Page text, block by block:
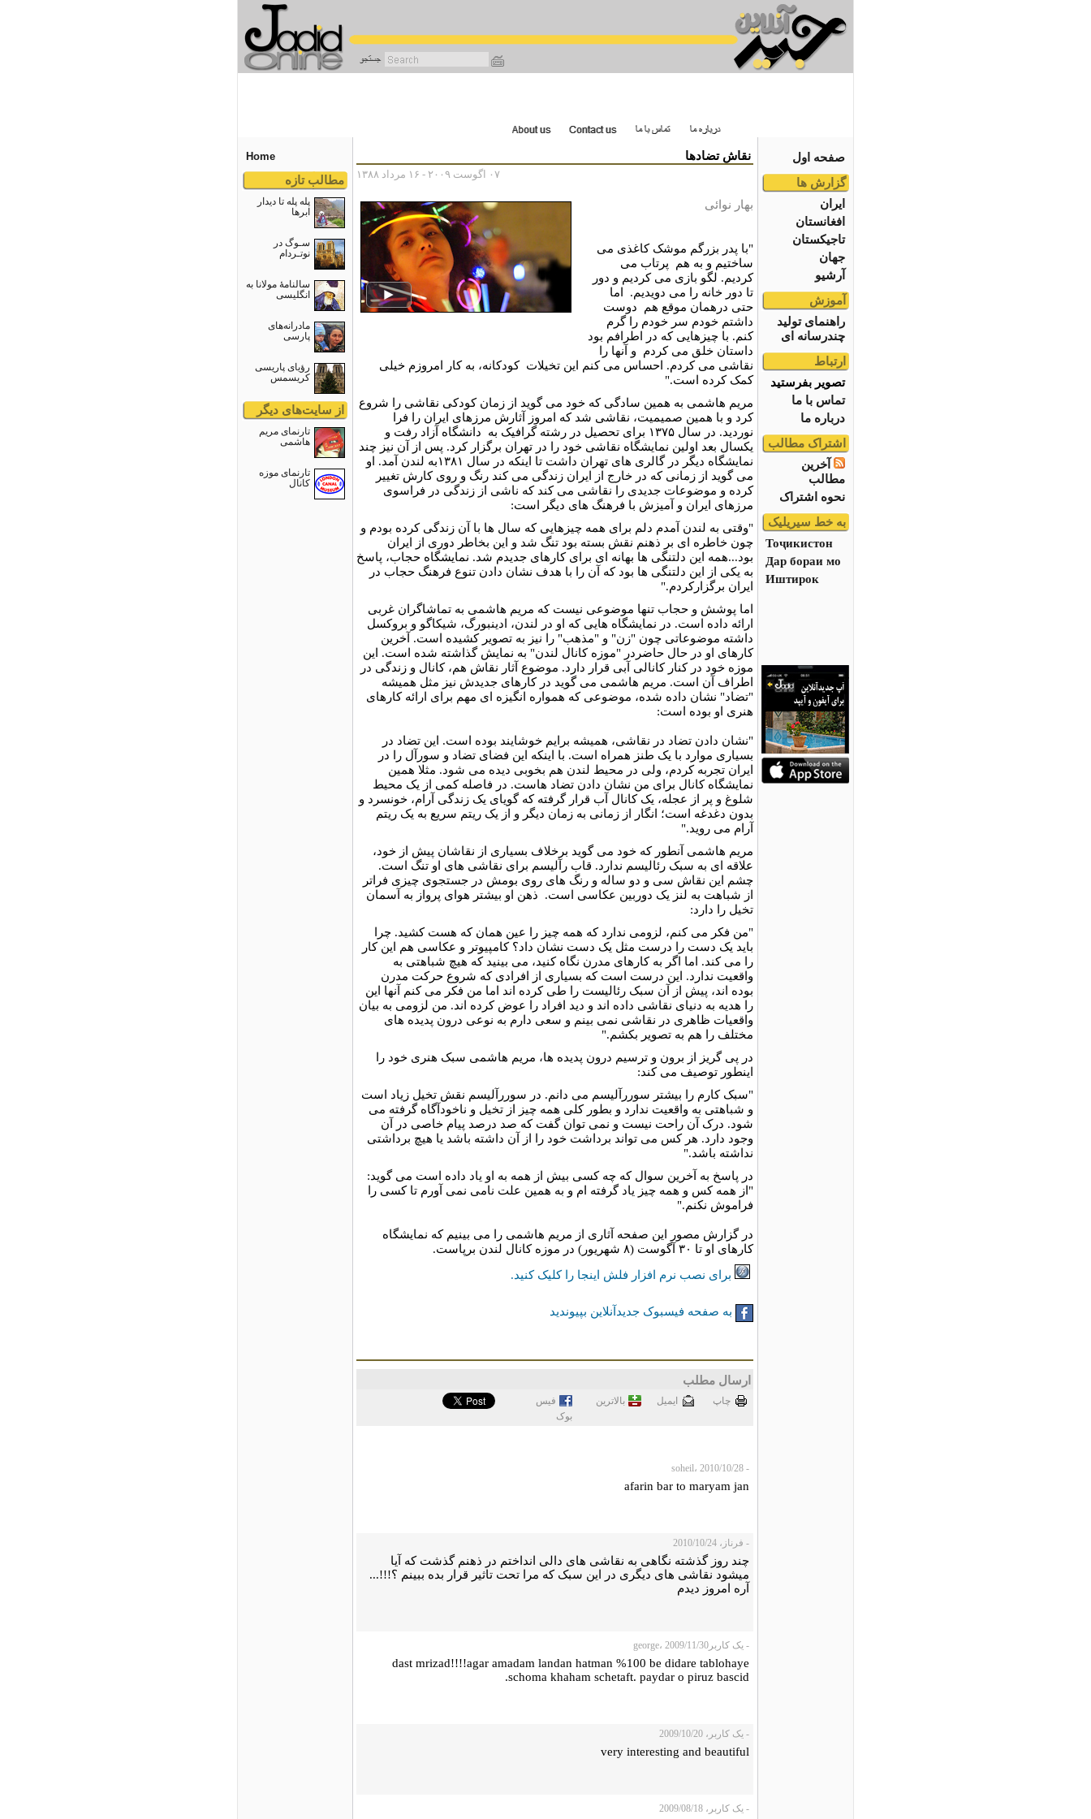
صفحه اول
گزارش ها
ایران
افغانستان
تاجیکستان
جهان
آرشیو
آموزش
راهنمای تولید
چندرسانه ای
ارتباط
تصویر بفرستید
تماس با ما
درباره ما
اشتراک مطالب
آخرین
مطالب
نحوه اشتراک
به خط سیریلیک
Тоҷикистон
Дар бораи мо
Иштирок
Home
مطالب تازه
پله پله تا دیدار
ابرها
سـوگ در
نوتـردام
سالنامۀ مولانا به
انگلیسی
مادرانه‌های
پارسی
رؤیای پاریسی
کریسمس
از سایت‌های دیگر
تارنمای مریم
هاشمی
تارنمای موزه
کانال
نقاش تضادها
۰۷ اگوست ۲۰۰۹ - ۱۶ مرداد ۱۳۸۸
بهار نوائی
"با پدر بزرگم موشک کاغذی می
ساختیم و به هم پرتاب می
کردیم. لگو بازی می کردیم و دور
تا دور خانه را می دویدیم. اما
حتی درهمان موقع هم دوست
داشتم خودم سر خودم را گرم
کنم. با چیزهایی که در اطرافم بود
داستان خلق می کردم و آنها را
نقاشی می کردم. احساس می کنم این تخیلات کودکانه، به کار امروزم خیلی
کمک کرده است."
مریم هاشمی به همین سادگی که خود می گوید از زمان کودکی نقاشی را شروع
کرد و با همین صمیمیت، نقاشی شد که امروز آثارش مرزهای ایران را فرا
نوردید. در سال ۱۳۷۵ برای تحصیل در رشته گرافیک به دانشگاه آزاد رفت و
یکسال بعد اولین نمایشگاه نقاشی خود را در تهران برگزار کرد. پس از آن نیز چند
نمایشگاه دیگر در گالری های تهران داشت تا اینکه در سال ۱۳۸۱به لندن آمد. او
می گوید از زمانی که در خارج از ایران زندگی می کند رنگ و روی کارش تغییر
کرده و موضوعات جدیدی را نقاشی می کند که ناشی از زندگی در فراسوی
مرزهای ایران و آمیزش با فرهنگ های دیگر است:
"وقتی به لندن آمدم دلم برای همه چیزهایی که سال ها با آن زندگی کرده بودم و
چون خاطره ای بر ذهنم نقش بسته بود تنگ شد و این بخاطر دوری از ایران
بود...همه این دلتنگی ها بهانه ای برای کارهای جدیدم شد. نمایشگاه حجاب، پاسخ
به یکی از این دلتنگی ها بود که آن را با هدف نشان دادن تنوع فرهنگ حجاب در
ایران برگزارکردم."
اما پوشش و حجاب تنها موضوعی نیست که مریم هاشمی به تماشاگران غربی
ارائه داده است. در نمایشگاه هایی که او در لندن، ادینبورگ، شیکاگو و بروکسل
داشته موضوعاتی چون "زن" و "مذهب" را نیز به تصویر کشیده است. آخرین
کارهای او در حال حاضردر "موزه کانال لندن" به نمایش گذاشته شده است. این
موزه خود در کنار کانالی آبی قرار دارد. موضوع آثار نقاش هم، کانال و زندگی در
اطراف آن است. مریم هاشمی می گوید در کارهای جدیدش نیز مثل همیشه
"تضاد" نشان داده شده، موضوعی که همواره انگیزه ای مهم برای ارائه کارهای
هنری او بوده است:
"نشان دادن تضاد در نقاشی، همیشه برایم خوشایند بوده است. این تضاد در
بسیاری موارد با یک طنز همراه است. با اینکه این فضای تضاد و سورآل را در
ایران تجربه کردم، ولی در محیط لندن هم بخوبی دیده می شود. مثلا همین
نمایشگاه کانال برای من نشان دادن تضاد هاست. در فاصله کمی از یک محیط
شلوغ و پر از عجله، یک کانال آب قرار گرفته که گویای یک زندگی آرام، خونسرد و
بدون دغدغه است؛ انگار از زمانی به زمان دیگر و از یک ریتم سریع به یک ریتم
آرام می روید."
مریم هاشمی آنطور که خود می گوید برخلاف بسیاری از نقاشان پیش از خود،
علاقه ای به سبک رئالیسم ندارد. قاب رآلیسم برای نقاشی های او تنگ است.
چشم این نقاش سی و دو ساله و رنگ های روی بومش در جستجوی چیزی فراتر
از شباهت به لنز یک دوربین عکاسی است. ذهن او بیشتر هوای پرواز به آسمان
تخیل را دارد:
"من فکر می کنم، لزومی ندارد که همه چیز را عین همان که هست کشید. چرا
باید یک دست را درست مثل یک دست نشان داد؟ کامپیوتر و عکاسی هم این کار
را می کند. اما اگر به کارهای مدرن نگاه کنید، می بینید که هیچ شباهتی به
واقعیت ندارد. این درست است که بسیاری از افرادی که شروع حرکت مدرن
بوده اند، پیش از آن سبک رئالیست را طی کرده اند اما من فکر می کنم آنها این
را هدیه به دنیای نقاشی داده اند و دید افراد را عوض کرده اند. من لزومی به بیان
واقعیات ظاهری در نقاشی نمی بینم و سعی دارم به نوعی درون پدیده های
مختلف را هم به تصویر بکشم."
در پی گریز از برون و ترسیم درون پدیده ها، مریم هاشمی سبک هنری خود را
اینطور توصیف می کند:
"سبک کارم را بیشتر سوررآلیسم می دانم. در سوررآلیسم نقش تخیل زیاد است
و شباهتی به واقعیت ندارد و بطور کلی همه چیز از تخیل و ناخودآگاه گرفته می
شود. درک آن راحت نیست و نمی توان گفت که صد درصد پیام خاصی در آن
وجود دارد. هر کس می تواند برداشت خود را از آن داشته باشد یا هیچ برداشتی
نداشته باشد."
در پاسخ به آخرین سوال که چه کسی بیش از همه به او یاد داده است می گوید:
"از همه کس و همه چیز یاد گرفته ام و به همین علت نامی نمی آورم تا کسی را
فراموش نکنم."
در گزارش مصور این صفحه آثاری از مریم هاشمی را می بینیم که نمایشگاه
کارهای او تا ۳۰ آگوست (۸ شهریور) در موزه کانال لندن برپاست.
برای نصب نرم افزار فلش اینجا را کلیک کنيد.
به صفحه فیسبوک جدیدآنلاین بپیوندید
ارسال مطلب
چاپ ايميل بالاترین
فيس
بوک
- soheil، 2010/10/28
afarin bar to maryam jan
- فرناز، 2010/10/24
چند روز گذشته نگاهی به نقاشی های دالی انداختم در ذهنم گذشت که آیا
میشود نقاشی های دیگری در این سبک که مرا تحت تاثیر قرار بده ببینم ؟!!!...
آره امروز دیدم
- یک کاربرgeorge، 2009/11/30
dast mrizad!!!!agar amadam landan hatman %100 be didare tablohaye
schoma khaham schetaft. paydar o piruz bascid.
- یک کاربر، 2009/10/20
very interesting and beautiful
- یک کاربر، 2009/08/18